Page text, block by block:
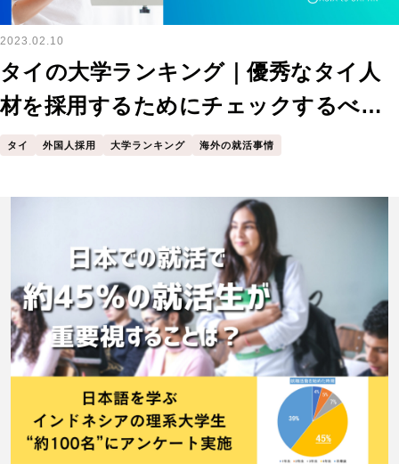
2023.02.10
タイの大学ランキング｜優秀なタイ人
材を採用するためにチェックするべき
大学とは？
タイ 外国人採用 大学ランキング 海外の就活事情